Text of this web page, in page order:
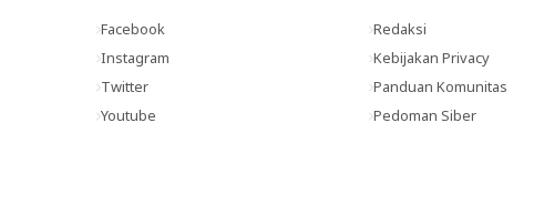
Facebook
Instagram
Twitter
Youtube
Redaksi
Kebijakan Privacy
Panduan Komunitas
Pedoman Siber